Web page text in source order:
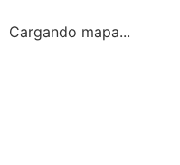
Cargando mapa...